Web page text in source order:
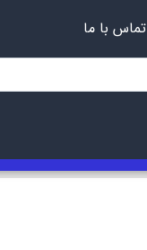
تماس با ما